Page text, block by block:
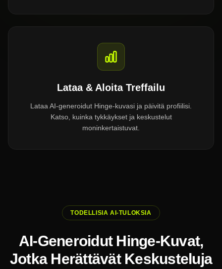
Lataa & Aloita Treffailu
Lataa AI-generoidut Hinge-kuvasi ja päivitä profiilisi.
Katso, kuinka tykkäykset ja keskustelut
moninkertaistuvat.
TODELLISIA AI-TULOKSIA
AI-Generoidut Hinge-Kuvat,
Jotka Herättävät Keskusteluja